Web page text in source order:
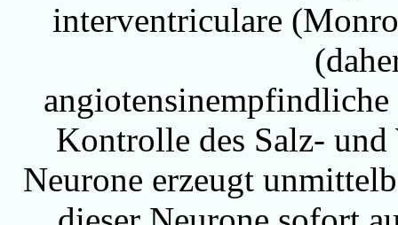
interventriculare
Kontrolle des Salz- und
Neurone erzeugt